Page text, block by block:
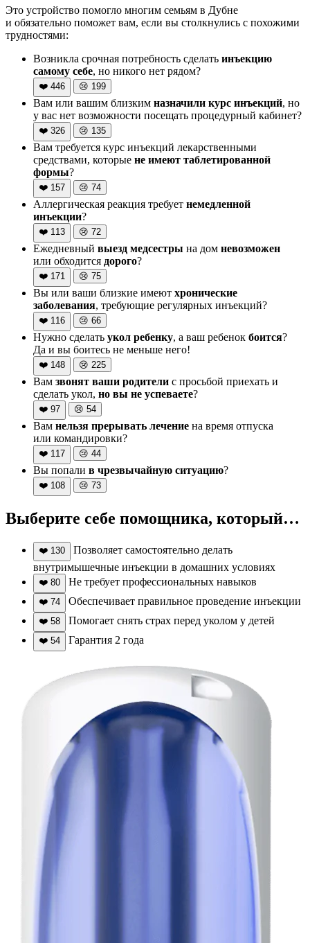
Это устройство помогло многим семьям в Дубне
и обязательно поможет вам, если вы столкнулись с похожими
трудностями:
Возникла срочная потребность сделать инъекцию
самому себе, но никого нет рядом?
❤️ 446 😢 199
Вам или вашим близким назначили курс инъекций, но
у вас нет возможности посещать процедурный кабинет?
❤️ 326 😢 135
Вам требуется курс инъекций лекарственными
средствами, которые не имеют таблетированной
формы?
❤️ 157 😢 74
Аллергическая реакция требует немедленной
инъекции?
❤️ 113 😢 72
Ежедневный выезд медсестры на дом невозможен
или обходится дорого?
❤️ 171 😢 75
Вы или ваши близкие имеют хронические
заболевания, требующие регулярных инъекций?
❤️ 116 😢 66
Нужно сделать укол ребенку, а ваш ребенок боится?
Да и вы боитесь не меньше него!
❤️ 148 😢 225
Вам звонят ваши родители с просьбой приехать и
сделать укол, но вы не успеваете?
❤️ 97 😢 54
Вам нельзя прерывать лечение на время отпуска
или командировки?
❤️ 117 😢 44
Вы попали в чрезвычайную ситуацию?
❤️ 108 😢 73
Выберите себе помощника, который…
❤️ 130
Позволяет самостоятельно делать
внутримышечные инъекции в домашних условиях
❤️ 80 Не требует профессиональных навыков
❤️ 74 Обеспечивает правильное проведение инъекции
❤️ 58 Помогает снять страх перед уколом у детей
❤️ 54 Гарантия 2 года